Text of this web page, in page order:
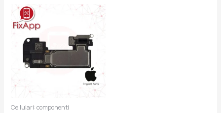
Cellulari: componenti